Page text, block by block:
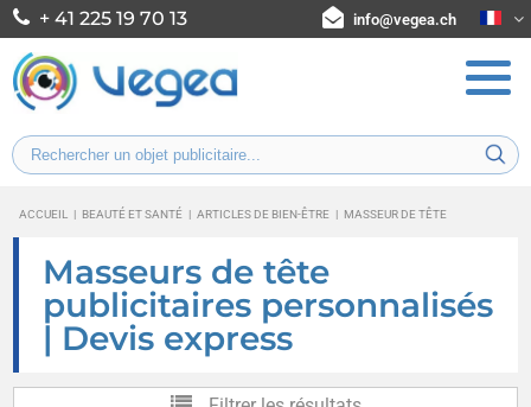
+ 41 225 19 70 13 info@vegea.ch
ACCUEIL | BEAUTÉ ET SANTÉ | ARTICLES DE BIEN-ÊTRE | MASSEUR DE TÊTE
Masseurs de tête
publicitaires personnalisés
| Devis express